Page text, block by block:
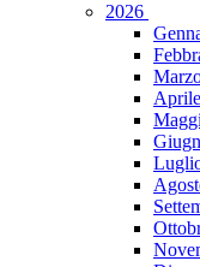
2026
Aprile